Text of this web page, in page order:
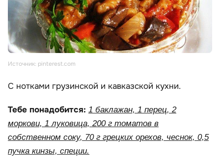
Источник: pinterest.com
С нотками грузинской и кавказской кухни.
Тебе понадобится: 1 баклажан, 1 перец, 2
моркови, 1 луковица, 200 г томатов в
собственном соку, 70 г грецких орехов, чеснок, 0,5
пучка кинзы, специи.